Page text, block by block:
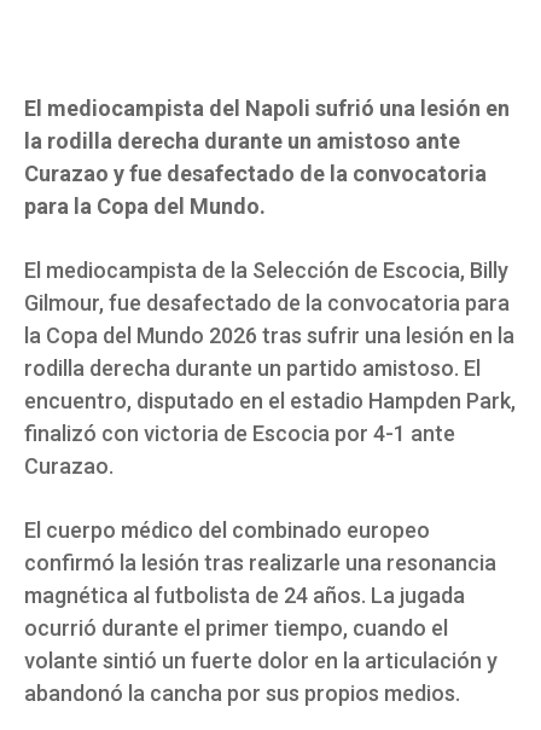
El mediocampista del Napoli sufrió una lesión en
la rodilla derecha durante un amistoso ante
Curazao y fue desafectado de la convocatoria
para la Copa del Mundo.
El mediocampista de la Selección de Escocia, Billy
Gilmour, fue desafectado de la convocatoria para
la Copa del Mundo 2026 tras sufrir una lesión en la
rodilla derecha durante un partido amistoso. El
encuentro, disputado en el estadio Hampden Park,
finalizó con victoria de Escocia por 4-1 ante
Curazao.
El cuerpo médico del combinado europeo
confirmó la lesión tras realizarle una resonancia
magnética al futbolista de 24 años. La jugada
ocurrió durante el primer tiempo, cuando el
volante sintió un fuerte dolor en la articulación y
abandonó la cancha por sus propios medios.